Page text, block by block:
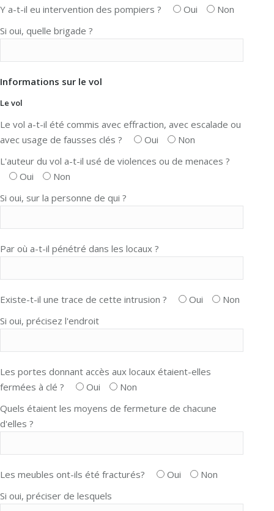
Y a-t-il eu intervention des pompiers ? Oui
Non
Si oui, quelle brigade ?
Informations sur le vol
Le vol
Le vol a-t-il été commis avec effraction, avec escalade ou
avec usage de fausses clés ?
Oui
Non
L'auteur du vol a-t-il usé de violences ou de menaces ?
Oui
Non
Si oui, sur la personne de qui ?
Par où a-t-il pénétré dans les locaux ?
Existe-t-il une trace de cette intrusion ? Oui
Non
Si oui, précisez l'endroit
Les portes donnant accès aux locaux étaient-elles
fermées à clé ?
Oui
Non
Quels étaient les moyens de fermeture de chacune
d'elles ?
Les meubles ont-ils été fracturés? Oui
Non
Si oui, préciser de lesquels